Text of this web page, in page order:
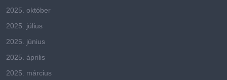
2025. október
2025. július
2025. június
2025. április
2025. március